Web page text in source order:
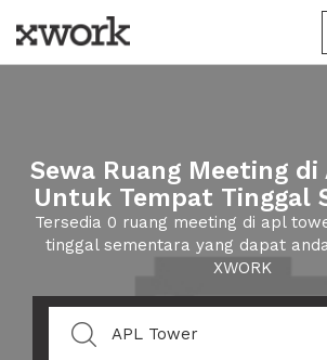
Sewa Ruang Meeting di
Untuk Tempat Tinggal
Tersedia 0 ruang meeting di apl
tinggal sementara yang dapat
XWORK